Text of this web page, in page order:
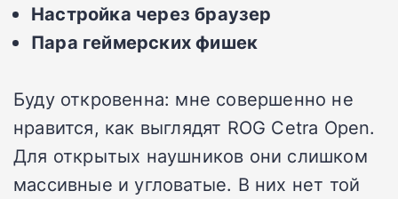
Настройка через браузер
Пара геймерских фишек
Буду откровенна: мне совершенно не
нравится, как выглядят ROG Cetra Open.
Для открытых наушников они слишком
массивные и угловатые. В них нет той